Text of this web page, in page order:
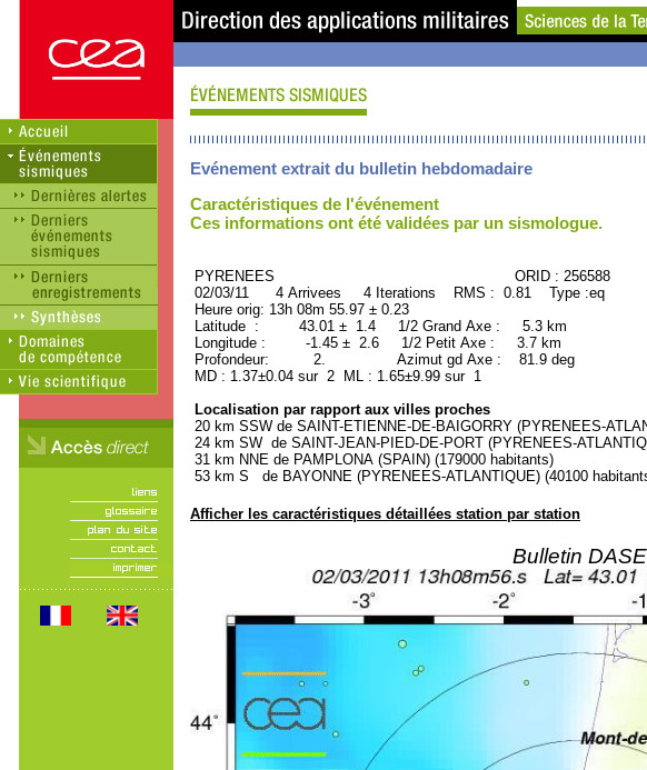
Evénement extrait du bulletin hebdomadaire
Caractéristiques de l'événement
Ces informations ont été validées par un sismologue.
PYRENEES ORID : 256588
02/03/11 4 Arrivees 4 Iterations RMS : 0.81 Type :eq
Heure orig: 13h 08m 55.97 ± 0.23
Latitude : 43.01 ± 1.4 1/2 Grand Axe : 5.3 km
Longitude : -1.45 ± 2.6 1/2 Petit Axe : 3.7 km
Profondeur: 2. Azimut gd Axe : 81.9 deg
MD : 1.37±0.04 sur 2 ML : 1.65±9.99 sur 1
Localisation par rapport aux villes proches
20 km SSW de SAINT-ETIENNE-DE-BAIGORRY (PYRENEES-
24 km SW de SAINT-JEAN-PIED-DE-PORT (PYRENEES-
31 km NNE de PAMPLONA (SPAIN) (179000 habitants)
53 km S de BAYONNE (PYRENEES-ATLANTIQUE) (40100
Afficher les caractéristiques détaillées station par station
Bulletin DASE